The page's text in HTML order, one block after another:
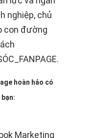
nghiệp, chủ
con đường
.
hoàn hảo có
Marketing